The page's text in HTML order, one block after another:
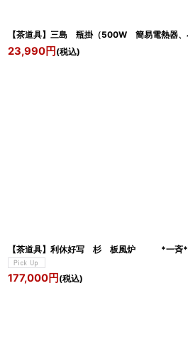
【茶道具】三島 瓶掛（500W 簡易電熱器、
23,990円 (税込)
【茶道具】利休好写 杉 板風炉 *一斉
177,000円 (税込)